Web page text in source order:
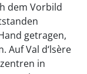
dem Vorbild
getragen,
Auf Val d‘lsère
in